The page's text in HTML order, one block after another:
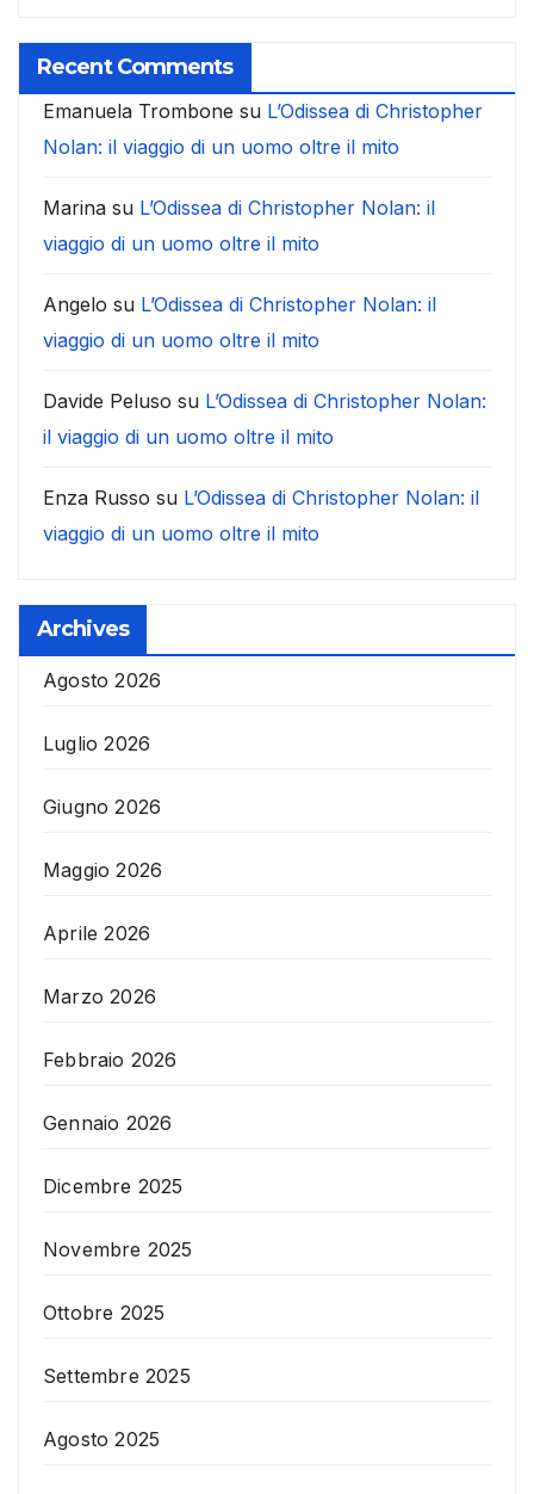
Recent Comments
Emanuela Trombone su L’Odissea di Christopher
Nolan: il viaggio di un uomo oltre il mito
Marina su L’Odissea di Christopher Nolan: il
viaggio di un uomo oltre il mito
Angelo su L’Odissea di Christopher Nolan: il
viaggio di un uomo oltre il mito
Davide Peluso su L’Odissea di Christopher Nolan:
il viaggio di un uomo oltre il mito
Enza Russo su L’Odissea di Christopher Nolan: il
viaggio di un uomo oltre il mito
Archives
Agosto 2026
Luglio 2026
Giugno 2026
Maggio 2026
Aprile 2026
Marzo 2026
Febbraio 2026
Gennaio 2026
Dicembre 2025
Novembre 2025
Ottobre 2025
Settembre 2025
Agosto 2025